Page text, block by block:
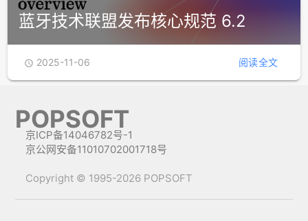
蓝牙技术联盟发布核心规范 6.2
 2025-11-06 阅读全文
POPSOFT
京ICP备14046782号-1
京公网安备11010702001718号
Copyright © 1995-2026 POPSOFT